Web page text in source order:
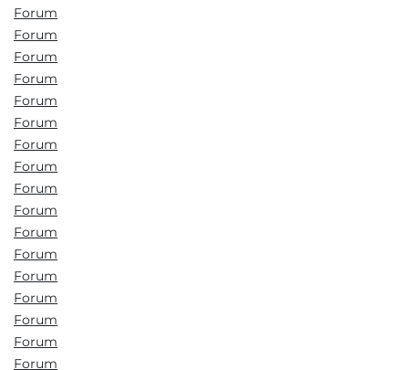
Forum
Forum
Forum
Forum
Forum
Forum
Forum
Forum
Forum
Forum
Forum
Forum
Forum
Forum
Forum
Forum
Forum